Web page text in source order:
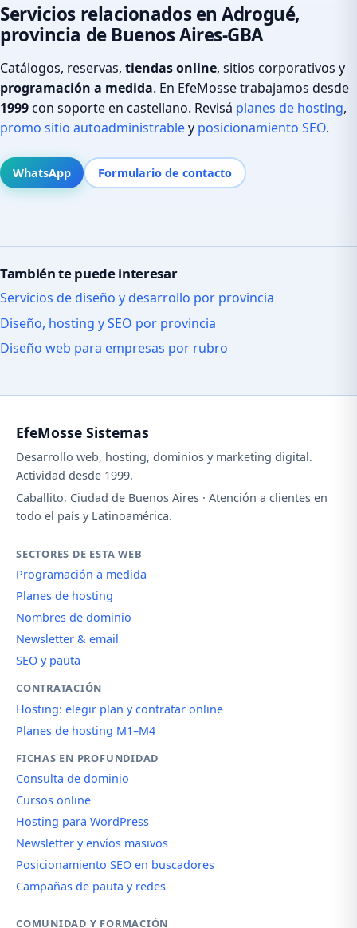
Servicios relacionados en Adrogué,
provincia de Buenos Aires-GBA
Catálogos, reservas, tiendas online, sitios corporativos y
programación a medida. En EfeMosse trabajamos desde
1999con soporte en castellano. Revisá planes de hosting,
promo sitio autoadministrabley posicionamiento SEO.
WhatsApp Formulario de contacto
También te puede interesar
Servicios de diseño y desarrollo por provincia
Diseño, hosting y SEO por provincia
Diseño web para empresas por rubro
EfeMosse Sistemas
Desarrollo web, hosting, dominios y marketing digital.
Actividad desde 1999.
Caballito, Ciudad de Buenos Aires · Atención a clientes en
todo el país y Latinoamérica.
SECTORES DE ESTA WEB
Programación a medida
Planes de hosting
Nombres de dominio
Newsletter & email
SEO y pauta
CONTRATACIÓN
Hosting: elegir plan y contratar online
Planes de hosting M1–M4
FICHAS EN PROFUNDIDAD
Consulta de dominio
Cursos online
Hosting para WordPress
Newsletter y envíos masivos
Posicionamiento SEO en buscadores
Campañas de pauta y redes
COMUNIDAD Y FORMACIÓN